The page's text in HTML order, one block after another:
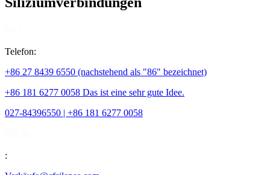
Telefon:
+86 27 8439 6550 (nachstehend als "86" bezeichnet)
+86 181 6277 0058 Das ist eine sehr gute Idee.
027-84396550 | +86 181 6277 0058
: